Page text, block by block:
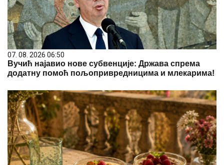
07. 08. 2026 06:50
Вучић најавио нове субвенције: Држава спрема
додатну помоћ пољопривредницима и млекарима!